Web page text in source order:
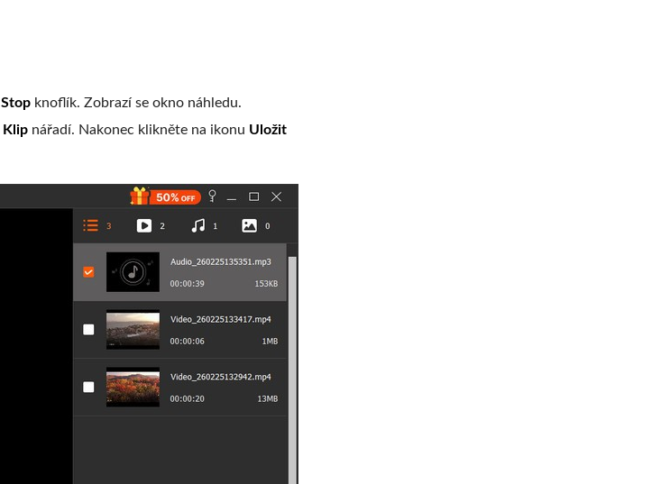
Stop knoflík. Zobrazí se okno náhledu.
Klip nářadí. Nakonec klikněte na ikonu Uložit